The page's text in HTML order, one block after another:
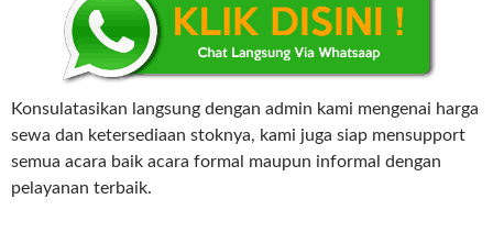
Konsulatasikan langsung dengan admin kami mengenai harga
sewa dan ketersediaan stoknya, kami juga siap mensupport
semua acara baik acara formal maupun informal dengan
pelayanan terbaik.